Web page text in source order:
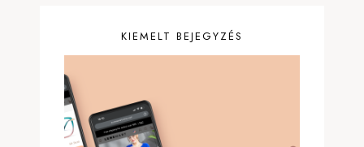
KIEMELT BEJEGYZÉS